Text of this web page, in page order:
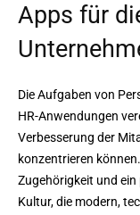
Apps für
Die Aufgaben von
HR-Anwendungen
Verbesserung der
konzentrieren
Zugehörigkeit und
Kultur, die modern,